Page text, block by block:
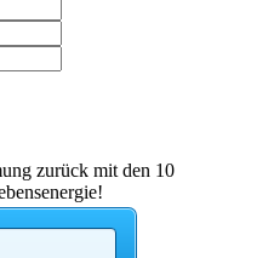
zurück mit den 10